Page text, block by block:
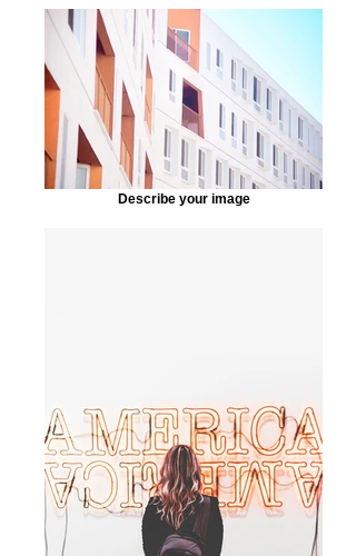
Describe your image